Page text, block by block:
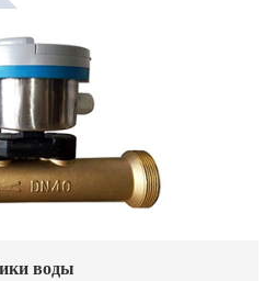
воды